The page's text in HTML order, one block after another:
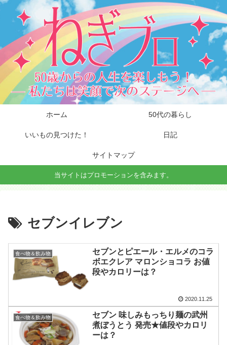
ホーム 50代の暮らし
いいもの見つけた！ 日記
サイトマップ
当サイトはプロモーションを含みます。
セブンイレブン
食べ物＆飲み物
セブンとピエール・エルメのコラ
ボエクレア マロンショコラ お値
段やカロリーは？
2020.11.25
食べ物＆飲み物
セブン 味しみもっちり麺の武州
煮ぼうとう 発売★値段やカロリ
ーは？